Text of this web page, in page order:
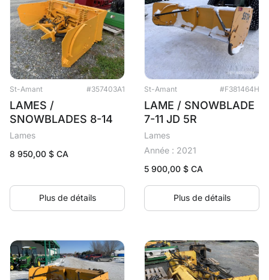
St-Amant #357403A1
LAMES /
SNOWBLADES 8-14
Lames
8 950,00 $ CA
Plus de détails
St-Amant #F381464H
LAME / SNOWBLADE
7-11 JD 5R
Lames
Année : 2021
5 900,00 $ CA
Plus de détails